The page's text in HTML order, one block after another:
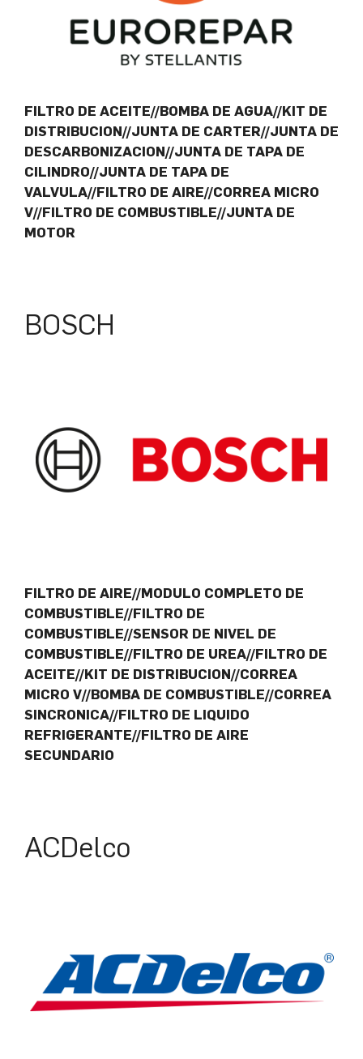
FILTRO DE ACEITE//BOMBA DE AGUA//KIT DE
DISTRIBUCION//JUNTA DE CARTER//JUNTA DE
DESCARBONIZACION//JUNTA DE TAPA DE
CILINDRO//JUNTA DE TAPA DE
VALVULA//FILTRO DE AIRE//CORREA MICRO
V//FILTRO DE COMBUSTIBLE//JUNTA DE
MOTOR
BOSCH
FILTRO DE AIRE//MODULO COMPLETO DE
COMBUSTIBLE//FILTRO DE
COMBUSTIBLE//SENSOR DE NIVEL DE
COMBUSTIBLE//FILTRO DE UREA//FILTRO DE
ACEITE//KIT DE DISTRIBUCION//CORREA
MICRO V//BOMBA DE COMBUSTIBLE//CORREA
SINCRONICA//FILTRO DE LIQUIDO
REFRIGERANTE//FILTRO DE AIRE
SECUNDARIO
ACDelco